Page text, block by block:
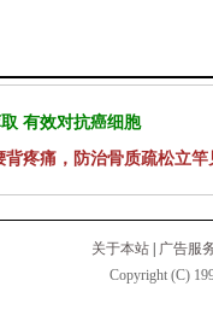
有效对抗癌细胞
疼痛，防治骨质疏松立竿
关于本站 | 广告服
Copyright (C)